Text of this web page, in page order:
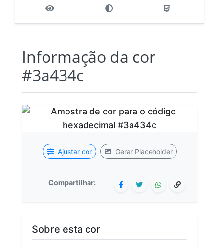
Informação da cor
#3a434c
Ajustar cor Gerar Placeholder
Compartilhar:
Sobre esta cor